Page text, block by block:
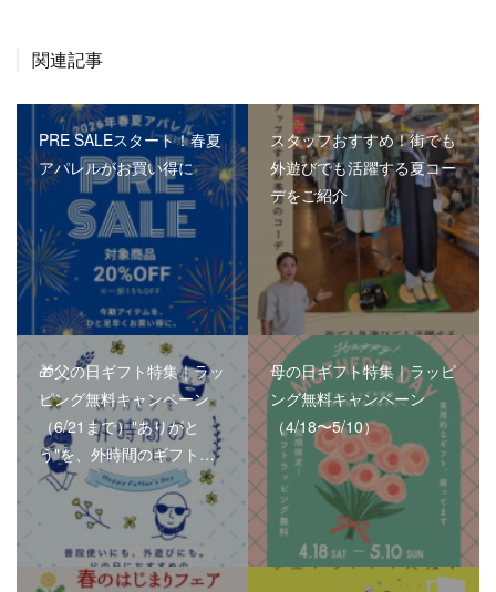
関連記事
PRE SALEスタート！春夏
アパレルがお買い得に
スタッフおすすめ！街でも
外遊びでも活躍する夏コー
デをご紹介
🎁父の日ギフト特集｜ラッ
ピング無料キャンペーン
（6/21まで）"ありがと
う"を、外時間のギフト…
母の日ギフト特集｜ラッピ
ング無料キャンペーン
（4/18〜5/10）